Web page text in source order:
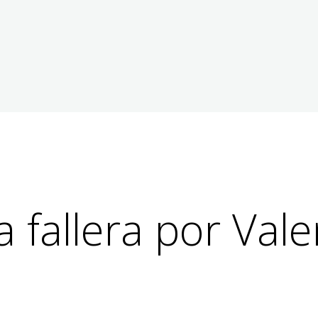
fallera por